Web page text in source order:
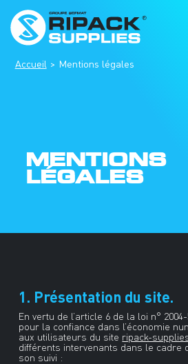
Accueil Mentions légales
MENTIONS
LÉGALES
1. Présentation du site.
En vertu de l’article 6 de la loi n°
pour la confiance dans l’économie
aux utilisateurs du site ripack-
différents intervenants dans le cadre
son suivi :